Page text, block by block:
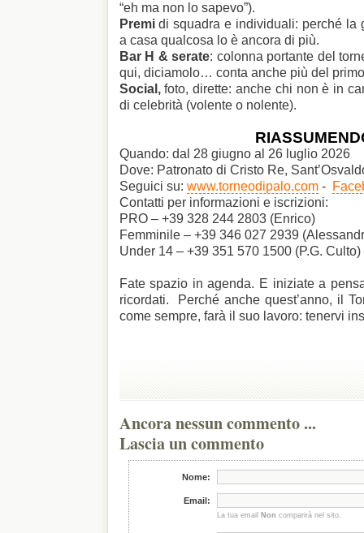
“eh ma non lo sapevo”).
Premidi squadra e individuali: perché la
a casa qualcosa lo è ancora di più.
Bar H & serate: colonna portante del
qui, diciamolo… conta anche più del
Social,foto, dirette: anche chi non è in
di celebrità (volente o nolente).
Quando: dal 28 giugno al 26 luglio 2026
Dove: Patronato di Cristo Re,
Seguici su: www.torneodipalo.com-
Contatti per informazioni e iscrizioni:
PRO – +39 328 244 2803 (Enrico)
Femminile – +39 346 027 2939
Under 14 – +39 351 570 1500 (P.G. Culto)
Fate spazio in agenda. E iniziate a
ricordati. Perché anche quest’anno, il
come sempre, farà il suo lavoro: tenervi
Ancora nessun commento ...
Lascia un commento
Nome:
Email:
La tua email Non comparirà nel sito.